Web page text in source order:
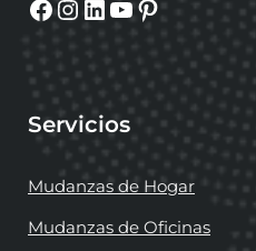
Servicios
Mudanzas de Hogar
Mudanzas de Oficinas
Facebook
Instagram
LinkedIn
YouTube
Pinterest